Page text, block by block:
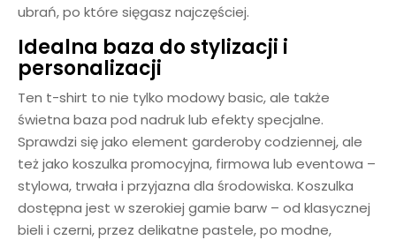
ubrań, po które sięgasz najczęściej.
Idealna baza do stylizacji i
personalizacji
Ten t-shirt to nie tylko modowy basic, ale także
świetna baza pod nadruk lub efekty specjalne.
Sprawdzi się jako element garderoby codziennej, ale
też jako koszulka promocyjna, firmowa lub eventowa –
stylowa, trwała i przyjazna dla środowiska. Koszulka
dostępna jest w szerokiej gamie barw – od klasycznej
bieli i czerni, przez delikatne pastele, po modne,